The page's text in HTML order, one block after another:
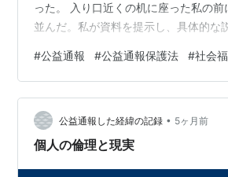
った。 入り口近くの机に座った私の
並んだ。私が資料を提示し、具体的な
る」「提出されても、他の通報先を案
る」という、前回の相談時と同様の反
には、彼らが通報を「受け取らない」
に展開しているように見えた。 実は、
庁の見解を確認していた。電話口の担
#公益通報 #公益通報保護法 #社会
公益通報した経緯の記録 • 5ヶ月前
個人の倫理と現実